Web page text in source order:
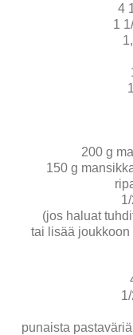
4
1
200 g
150 g
(jos haluat
tai lisää
punaista